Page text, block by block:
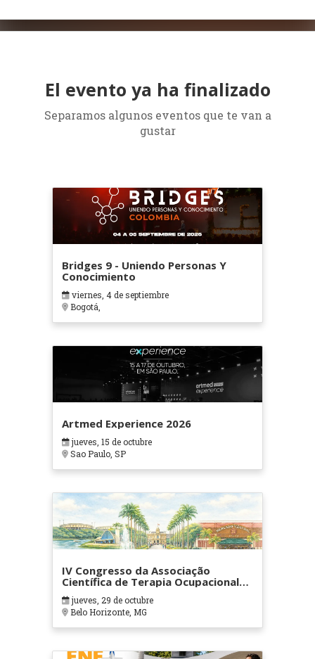
El evento ya ha finalizado
Separamos algunos eventos que te van a
gustar
Bridges 9 - Uniendo Personas Y
Conocimiento
viernes, 4 de septiembre
Bogotá,
Artmed Experience 2026
jueves, 15 de octubre
Sao Paulo, SP
IV Congresso da Associação
Científica de Terapia Ocupacional
em Contextos Hospitalares e
Cuidados Paliativos - ATOHOSP
jueves, 29 de octubre
Belo Horizonte, MG